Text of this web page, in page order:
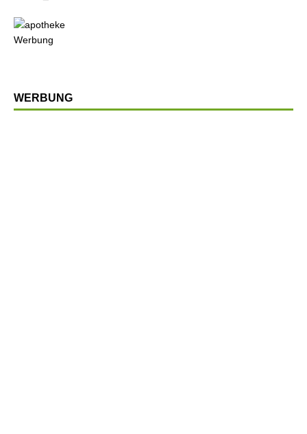
Werbung
WERBUNG